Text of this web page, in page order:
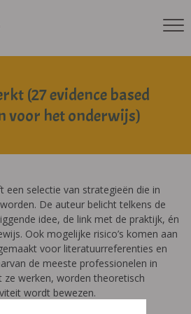
(27 evidence based
voor het onderwijs)
een selectie van strategieën die in
De auteur belicht telkens de
idee, de link met de praktijk, én
Ook mogelijke risico’s komen aan
voor literatuurreferenties en
de meeste professionelen in
ze werken, worden theoretisch
wordt bewezen.